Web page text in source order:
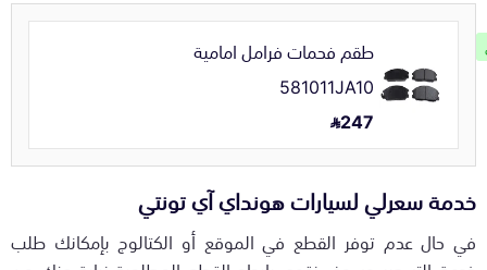
طقم فحمات فرامل امامية
581011JA10
247
خدمة سعرلي لسيارات هونداي آي تونتي
في حال عدم توفر القطع في الموقع أو الكتالوج بإمكانك طلب